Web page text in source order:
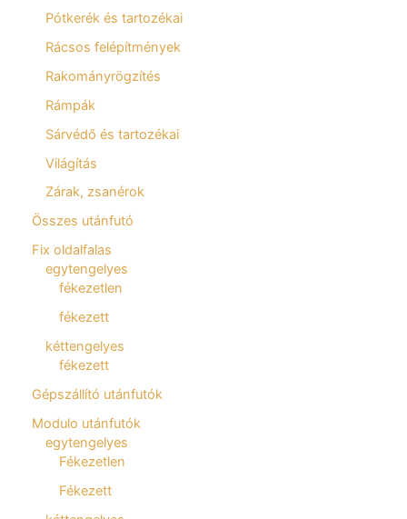
Pótkerék és tartozékai
Rácsos felépítmények
Rakományrögzítés
Rámpák
Sárvédő és tartozékai
Világítás
Zárak, zsanérok
Összes utánfutó
Fix oldalfalas
egytengelyes
fékezetlen
fékezett
kéttengelyes
fékezett
Gépszállító utánfutók
Modulo utánfutók
egytengelyes
Fékezetlen
Fékezett